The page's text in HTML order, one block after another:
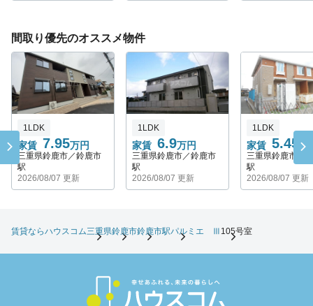
間取り優先のオススメ物件
家賃 7.95万円
1LDK
三重県鈴鹿市／鈴鹿市
駅
2026/08/07 更新
家賃 6.9万円
1LDK
三重県鈴鹿市／鈴鹿市
駅
2026/08/07 更新
家賃 5.45 万
1LDK
三重県鈴鹿市／
駅
2026/08/07 更新
賃貸ならハウスコム三重県鈴鹿市鈴鹿市駅パルミエ Ⅲ 105号室